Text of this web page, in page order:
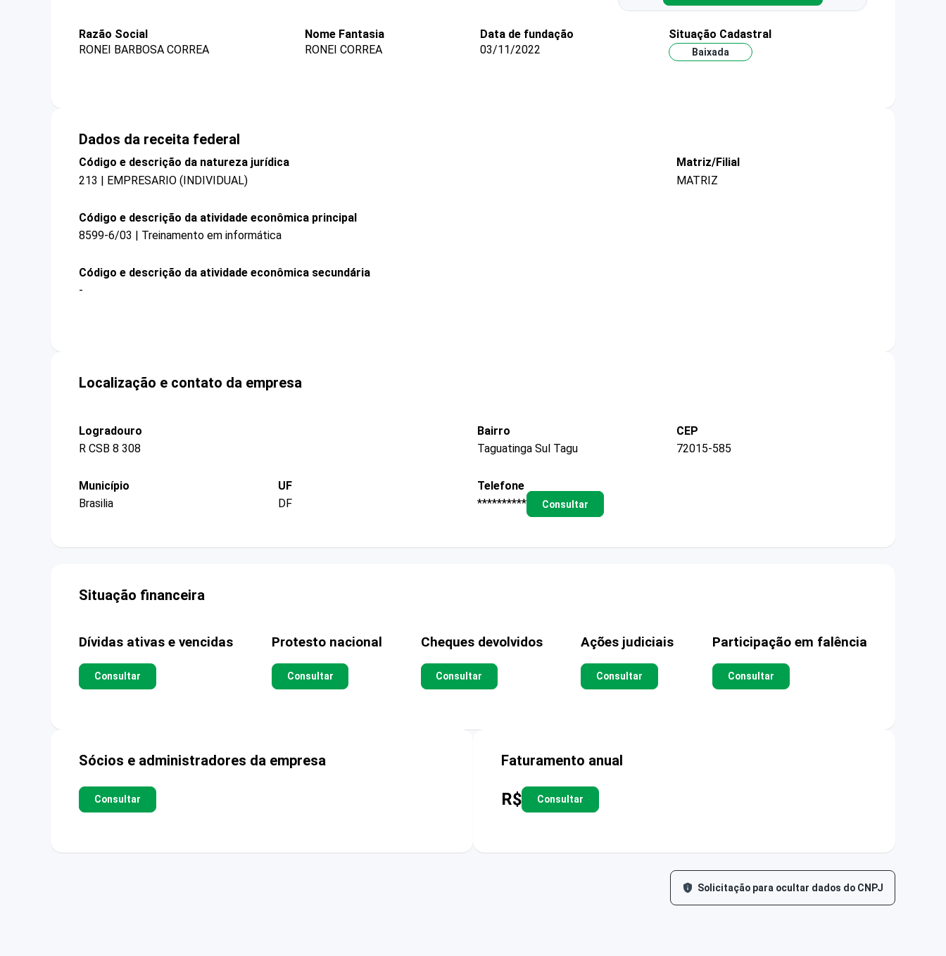
Razão Social
RONEI BARBOSA CORREA
Nome Fantasia
RONEI CORREA
Data de fundação
03/11/2022
Situação Cadastral
Baixada
Dados da receita federal
Código e descrição da natureza jurídica
213 | EMPRESARIO (INDIVIDUAL)
Matriz/Filial
MATRIZ
Código e descrição da atividade econômica principal
8599-6/03 | Treinamento em informática
Código e descrição da atividade econômica secundária
-
Localização e contato da empresa
Logradouro
R CSB 8 308
Bairro
Taguatinga Sul Tagu
CEP
72015-585
Município
Brasilia
UF
DF
Telefone
**********
Consultar
Situação financeira
Dívidas ativas e vencidas
Consultar
Protesto nacional
Consultar
Cheques devolvidos
Consultar
Ações judiciais
Consultar
Participação em falência
Consultar
Sócios e administradores da empresa
Consultar
Faturamento anual
R$ Consultar
Solicitação para ocultar dados do CNPJ